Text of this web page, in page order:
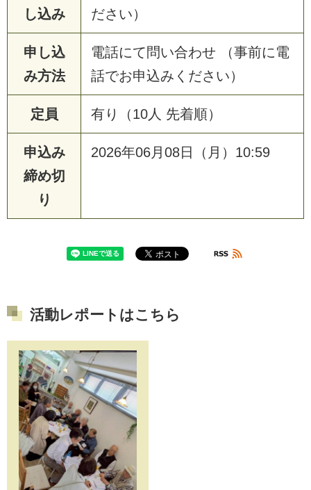
し込み
ださい）
申し込
み方法
電話にて問い合わせ （事前に電
話でお申込みください）
定員 有り（10人 先着順）
申込み
締め切
り
2026年06月08日（月）10:59
活動レポートはこちら